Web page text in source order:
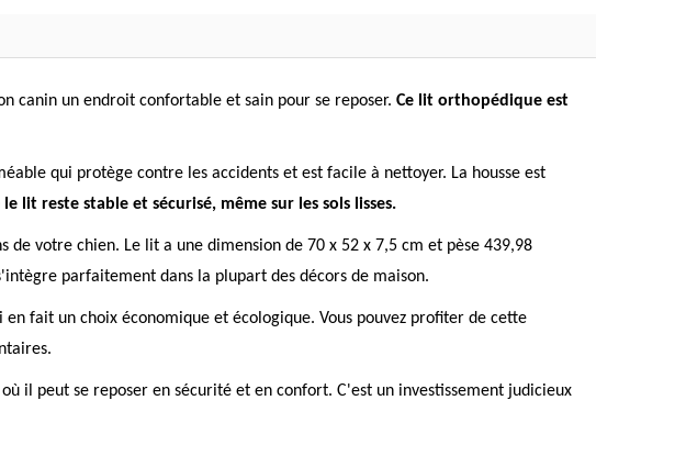
canin un endroit confortable et sain pour se reposer. Ce lit orthopédique est
qui protège contre les accidents et est facile à nettoyer. La housse est
lit reste stable et sécurisé, même sur les sols lisses.
votre chien. Le lit a une dimension de 70 x 52 x 7,5 cm et pèse 439,98
parfaitement dans la plupart des décors de maison.
fait un choix économique et écologique. Vous pouvez profiter de cette
il peut se reposer en sécurité et en confort. C'est un investissement judicieux